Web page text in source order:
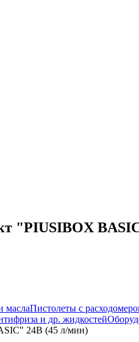
"PIUSIBOX
маслаПистолеты с
и др. жидкостей
24В (45 л/мин)